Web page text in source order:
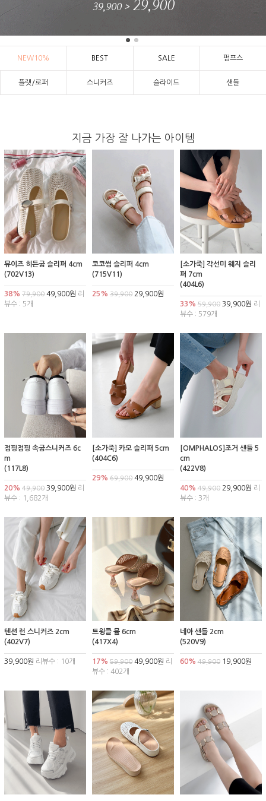
NEW10% BEST SALE 펌프스
플랫/로퍼 스니커즈 슬라이드 샌들
지금 가장 잘 나가는 아이템
뮤이즈 히든굽 슬리퍼 4cm
(702V13)
38% 79,900 49,900원 리
뷰수 : 5개
코코썸 슬리퍼 4cm
(715V11)
25% 39,90029,900원
[소가죽] 각선미 웨지 슬리
퍼 7cm
(404L6)
33% 59,90039,900원 리
뷰수 : 579개
점핑점핑 속굽스니커즈 6c
m
(117L8)
20% 49,900 39,900원 리
뷰수 : 1,682개
[소가죽] 카모 슬리퍼 5cm
(404C6)
29% 69,90049,900원
[OMPHALOS]조거 샌들 5
cm
(422V8)
40% 49,90029,900원 리
뷰수 : 3개
텐션 런 스니커즈 2cm
(402V7)
39,900원 리뷰수 : 10개
트윙클 뮬 6cm
(417X4)
17% 59,90049,900원 리
뷰수 : 402개
네아 샌들 2cm
(520V9)
60% 49,90019,900원